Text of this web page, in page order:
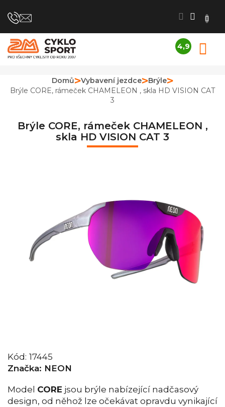
na
4,9
je
4,9
Domů Vybavení jezdce
Brýle
Brýle CORE, rámeček CHAMELEON , skla HD VISION CAT
3
Brýle CORE, rámeček CHAMELEON ,
skla HD VISION CAT 3
Kód: 17445
Značka: NEON
Model CORE jsou brýle nabízející nadčasový
design, od něhož lze očekávat opravdu vynikající